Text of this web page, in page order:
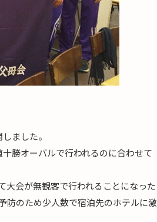
ました。
勝オーバルで行われるのに合わせて
大会が無観客で行われることになった
防のため少人数で宿泊先のホテルに激